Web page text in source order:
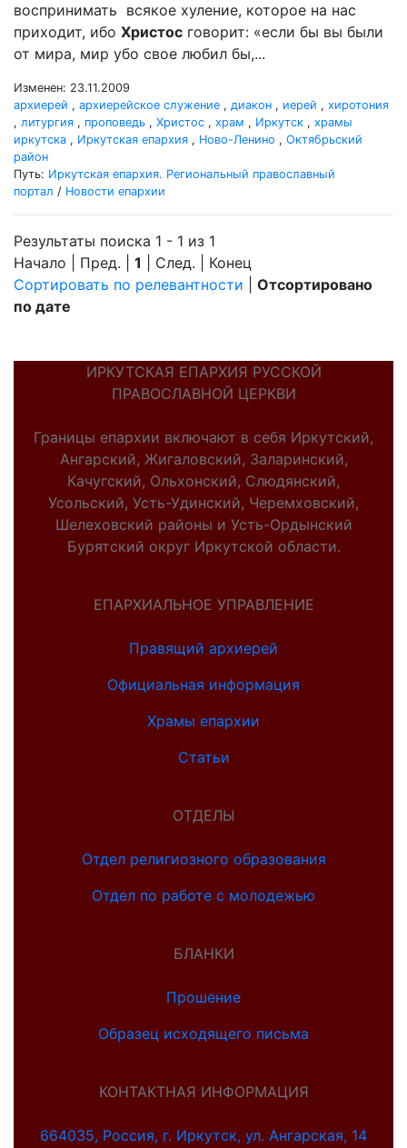
воспринимать всякое хуление, которое на нас
приходит, ибо Христос говорит: «если бы вы были
от мира, мир убо свое любил бы,...
Изменен: 23.11.2009
архиерей , архиерейское служение , диакон , иерей , хиротония
, литургия , проповедь , Христос , храм , Иркутск , храмы
иркутска , Иркутская епархия , Ново-Ленино , Октябрьский
район
Путь: Иркутская епархия. Региональный православный
портал / Новости епархии
Результаты поиска 1 - 1 из 1
Начало | Пред. | 1 | След. | Конец
Сортировать по релевантности
Отсортировано
по дате
ИРКУТСКАЯ ЕПАРХИЯ РУССКОЙ
ПРАВОСЛАВНОЙ ЦЕРКВИ
Границы епархии включают в себя Иркутский,
Ангарский, Жигаловский, Заларинский,
Качугский, Ольхонский, Слюдянский,
Усольский, Усть-Удинский, Черемховский,
Шелеховский районы и Усть-Ордынский
Бурятский округ Иркутской области.
ЕПАРХИАЛЬНОЕ УПРАВЛЕНИЕ
Правящий архиерей
Официальная информация
Храмы епархии
Статьи
ОТДЕЛЫ
Отдел религиозного образования
Отдел по работе с молодежью
БЛАНКИ
Прошение
Образец исходящего письма
КОНТАКТНАЯ ИНФОРМАЦИЯ
664035, Россия, г. Иркутск, ул. Ангарская, 14